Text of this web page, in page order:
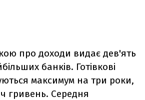
про доходи видає дев'ять
банків. Готівкові
максимум на три роки,
гривень. Середня